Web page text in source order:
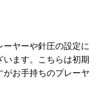
ヤーや針圧の設定に
ます。こちらは初期
お手持ちのプレーヤ